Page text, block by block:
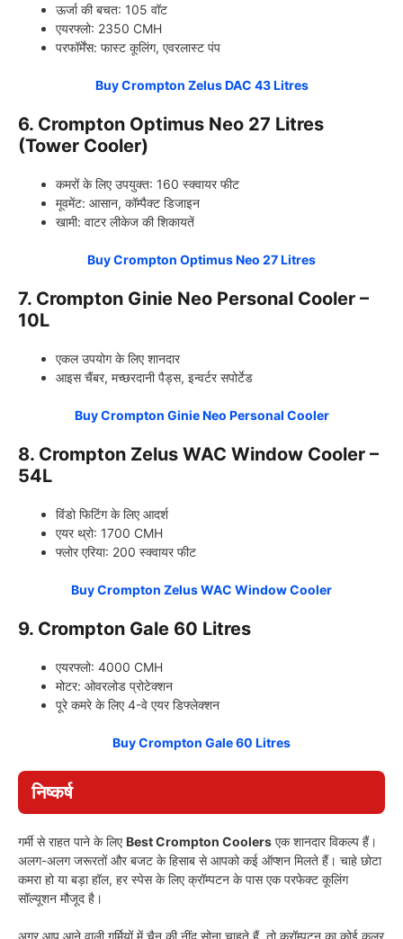
ऊर्जा की बचत: 105 वॉट
एयरफ्लो: 2350 CMH
परफॉर्मेंस: फास्ट कूलिंग, एवरलास्ट पंप
Buy Crompton Zelus DAC 43 Litres
6. Crompton Optimus Neo 27 Litres
(Tower Cooler)
कमरों के लिए उपयुक्त: 160 स्क्वायर फीट
मूवमेंट: आसान, कॉम्पैक्ट डिजाइन
खामी: वाटर लीकेज की शिकायतें
Buy Crompton Optimus Neo 27 Litres
7. Crompton Ginie Neo Personal Cooler –
10L
एकल उपयोग के लिए शानदार
आइस चैंबर, मच्छरदानी पैड्स, इन्वर्टर सपोर्टेड
Buy Crompton Ginie Neo Personal Cooler
8. Crompton Zelus WAC Window Cooler –
54L
विंडो फिटिंग के लिए आदर्श
एयर थ्रो: 1700 CMH
फ्लोर एरिया: 200 स्क्वायर फीट
Buy Crompton Zelus WAC Window Cooler
9. Crompton Gale 60 Litres
एयरफ्लो: 4000 CMH
मोटर: ओवरलोड प्रोटेक्शन
पूरे कमरे के लिए 4-वे एयर डिफ्लेक्शन
Buy Crompton Gale 60 Litres
निष्कर्ष
गर्मी से राहत पाने के लिएBest Crompton Coolers एक शानदार विकल्प हैं।
अलग-अलग जरूरतों और बजट के हिसाब से आपको कई ऑप्शन मिलते हैं। चाहे छोटा
कमरा हो या बड़ा हॉल, हर स्पेस के लिए क्रॉम्पटन के पास एक परफेक्ट कूलिंग
सॉल्यूशन मौजूद है।
अगर आप आने वाली गर्मियों में चैन की नींद सोना चाहते हैं, तो क्रॉम्पटन का कोई कूलर